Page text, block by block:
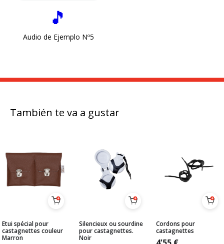
🎵
Audio de Ejemplo Nº5
También te va a gustar
Etui spécial pour
castagnettes couleur
Marron
Silencieux ou sourdine
pour castagnettes.
Noir
Cordons pour
castagnettes